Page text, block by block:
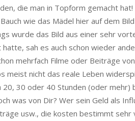
die man in Topform gemacht hat!
wie das Mädel hier auf dem
wurde das Bild aus einer sehr
sah es auch schon wieder
mehrfach Filme oder Beiträge
meist nicht das reale Leben
20, 30 oder 40 Stunden (oder
was von Dir? Wer sein Geld als
usw., die kosten bestimmt